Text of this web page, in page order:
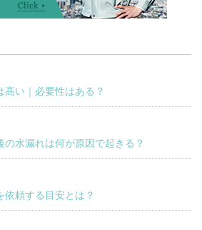
い｜必要性はある？
水漏れは何が原因で起きる？
頼する目安とは？